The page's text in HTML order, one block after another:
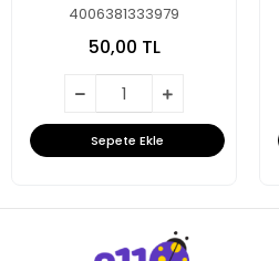
4006381333979
50,00 TL
Sepete Ekle